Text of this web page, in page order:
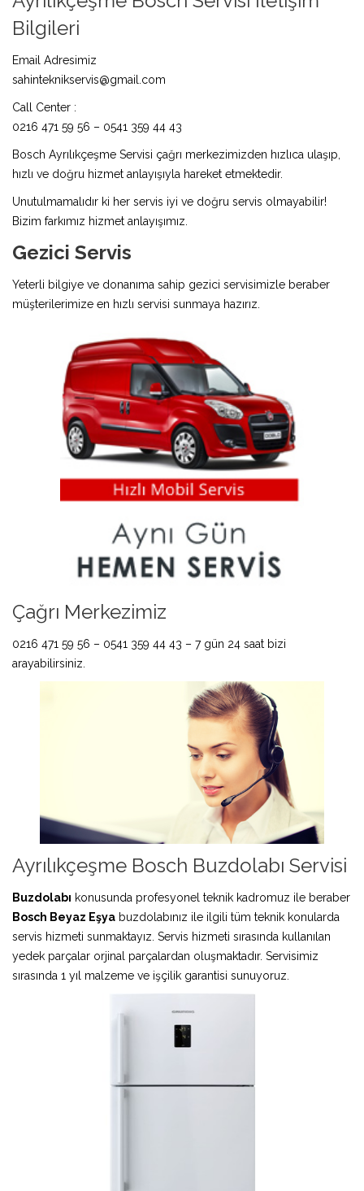
Bilgileri
Email Adresimiz
sahinteknikservis@gmail.com
Call Center :
0216 471 59 56 – 0541 359 44 43
Bosch Ayrılıkçeşme Servisi çağrı merkezimizden hızlıca ulaşıp,
hızlı ve doğru hizmet anlayışıyla hareket etmektedir.
Unutulmamalıdır ki her servis iyi ve doğru servis olmayabilir!
Bizim farkımız hizmet anlayışımız.
Gezici Servis
Yeterli bilgiye ve donanıma sahip gezici servisimizle beraber
müşterilerimize en hızlı servisi sunmaya hazırız.
Çağrı Merkezimiz
0216 471 59 56 – 0541 359 44 43 – 7 gün 24 saat bizi
arayabilirsiniz.
Ayrılıkçeşme Bosch Buzdolabı Servisi
Buzdolabı konusunda profesyonel teknik kadromuz ile beraber
Bosch Beyaz Eşya buzdolabınız ile ilgili tüm teknik konularda
servis hizmeti sunmaktayız. Servis hizmeti sırasında kullanılan
yedek parçalar orjinal parçalardan oluşmaktadır. Servisimiz
sırasında 1 yıl malzeme ve işçilik garantisi sunuyoruz.